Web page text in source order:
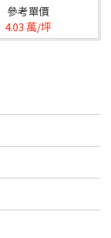
套房
華廈
工廠
參考單價
4.03 萬/坪